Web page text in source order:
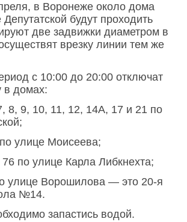
в Воронеже около дома
будут проходить
две задвижки диаметром в
врезку линии тем же
с 10:00 до 20:00 отключат
в домах:
9, 10, 11, 12, 14А, 17 и 21 по
улице Моисеева;
по улице Карла Либкнехта;
Ворошилова — это 20-я
№14.
запастись водой.